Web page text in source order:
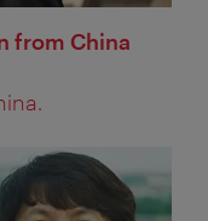
from China